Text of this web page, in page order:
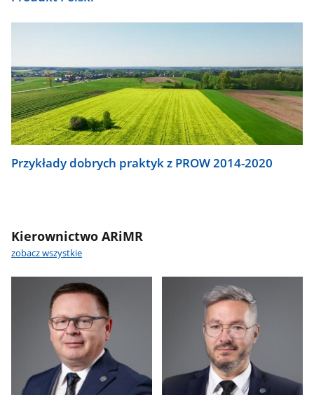
Przykłady dobrych praktyk z PROW 2014-2020
Kierownictwo ARiMR
zobacz wszystkie